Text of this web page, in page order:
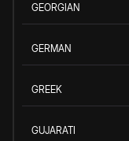
GEORGIAN
GERMAN
GREEK
GUJARATI